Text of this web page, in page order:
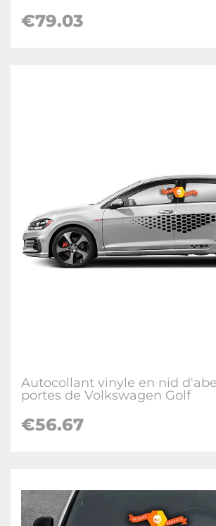
€79.03
Autocollant vinyle en nid
portes de Volkswagen Golf
€56.67